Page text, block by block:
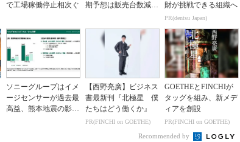
で工場稼働停止相次ぐ
期予想は販売台数減も
財が挑戦できる組織へ
PR(dentsu Japan)
ソニーグループはイメ
ージセンサーが過去最
高益、熊本地震の影響
【西野亮廣】ビジネス
書最新刊『北極星 僕
たちはどう働くか』
PR(FINCHI on GOETHE)
GOETHEとFINCHIが
タッグを組み、新メデ
ィアを創設
PR(FINCHI on GOETHE)
Recommended by